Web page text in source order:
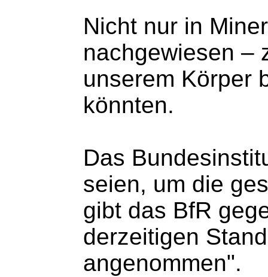
Nicht nur in
nachgewiesen –
unserem Körper
könnten.
Das
seien, um die
gibt das BfR
derzeitigen
angenommen".